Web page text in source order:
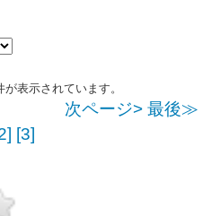
表示されています。
次ページ> 最後≫
[3]